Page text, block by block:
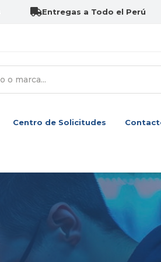
Entregas a Todo el Perú
Centro de Solicitudes